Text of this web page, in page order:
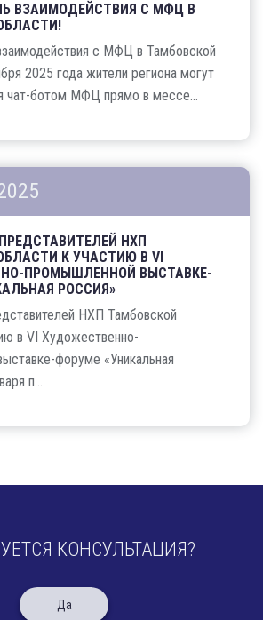
ВЗАИМОДЕЙСТВИЯ С МФЦ В
с МФЦ в Тамбовской
2025 года жители региона могут
чат-ботом МФЦ прямо в мессе...
НХП
К УЧАСТИЮ В VI
ПРОМЫШЛЕННОЙ ВЫСТАВКЕ-
РОССИЯ»
НХП Тамбовской
в VI Художественно-
форуме «Уникальная
п...
КОНСУЛЬТАЦИЯ?
Да